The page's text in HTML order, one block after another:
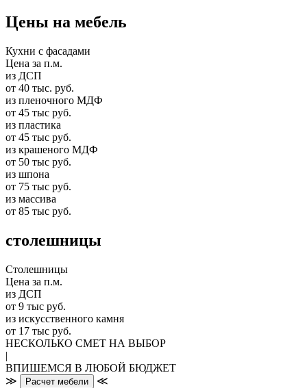
Цены на мебель
Кухни с фасадами
Цена за п.м.
из ДСП
от 40 тыс. руб.
из пленочного МДФ
от 45 тыс руб.
из пластика
от 45 тыс руб.
из крашеного МДФ
от 50 тыс руб.
из шпона
от 75 тыс руб.
из массива
от 85 тыс руб.
столешницы
Столешницы
Цена за п.м.
из ДСП
от 9 тыс руб.
из искусственного камня
от 17 тыс руб.
НЕСКОЛЬКО СМЕТ НА ВЫБОР
|
ВПИШЕМСЯ В ЛЮБОЙ БЮДЖЕТ
≫
Расчет мебели ≪